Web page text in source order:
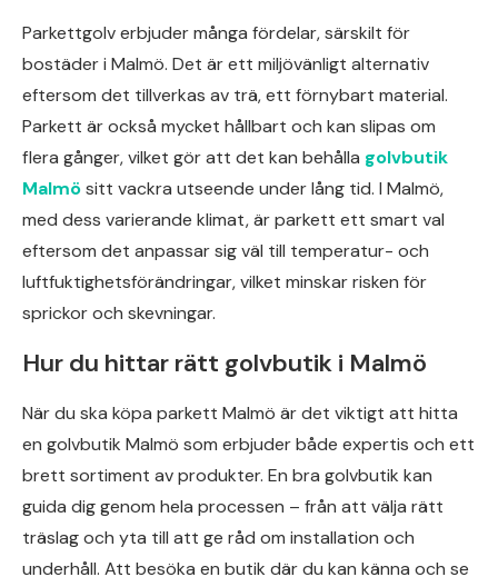
Parkettgolv erbjuder många fördelar, särskilt för
bostäder i Malmö. Det är ett miljövänligt alternativ
eftersom det tillverkas av trä, ett förnybart material.
Parkett är också mycket hållbart och kan slipas om
flera gånger, vilket gör att det kan behålla golvbutik
Malmösitt vackra utseende under lång tid. I Malmö,
med dess varierande klimat, är parkett ett smart val
eftersom det anpassar sig väl till temperatur- och
luftfuktighetsförändringar, vilket minskar risken för
sprickor och skevningar.
Hur du hittar rätt golvbutik i Malmö
När du ska köpa parkett Malmö är det viktigt att hitta
en golvbutik Malmö som erbjuder både expertis och ett
brett sortiment av produkter. En bra golvbutik kan
guida dig genom hela processen – från att välja rätt
träslag och yta till att ge råd om installation och
underhåll. Att besöka en butik där du kan känna och se